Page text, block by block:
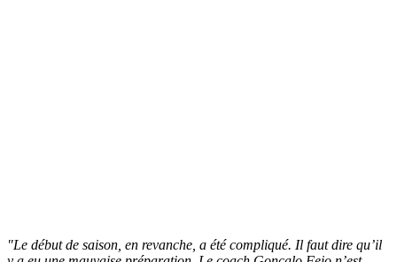
"Le début de saison, en revanche, a été compliqué. Il faut dire qu’il